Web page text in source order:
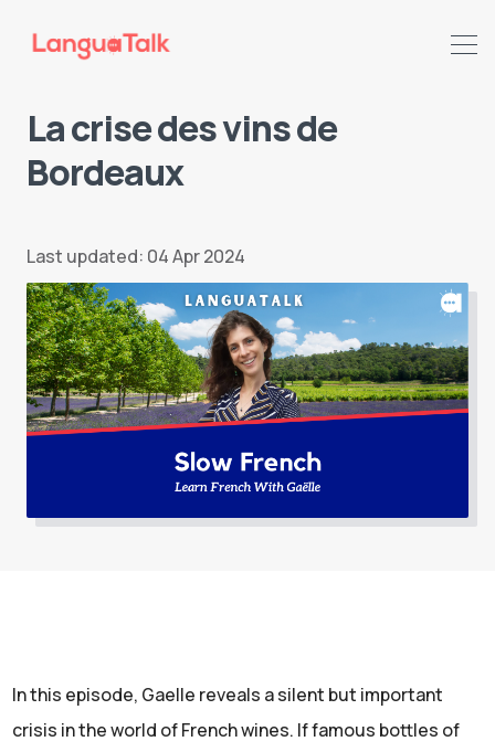
La crise des vins de
Bordeaux
Last updated: 04 Apr 2024
In this episode, Gaelle reveals a silent but important
crisis in the world of French wines. If famous bottles of